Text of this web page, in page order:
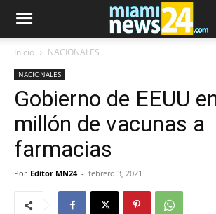
Inicio NACIONALES
NACIONALES
Gobierno de EEUU
millón de vacunas a
farmacias
Por Editor MN24 - febrero 3, 2021